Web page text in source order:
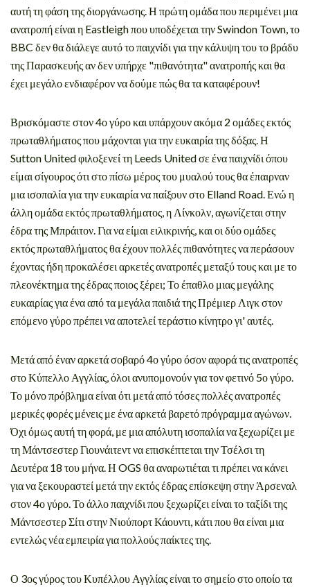
αυτή τη φάση της διοργάνωσης. Η πρώτη ομάδα που περιμένει μια
ανατροπή είναι η Eastleigh που υποδέχεται την Swindon Town, το
BBC δεν θα διάλεγε αυτό το παιχνίδι για την κάλυψη του το βράδυ
της Παρασκευής αν δεν υπήρχε "πιθανότητα" ανατροπής και θα
έχει μεγάλο ενδιαφέρον να δούμε πώς θα τα καταφέρουν!
Βρισκόμαστε στον 4ο γύρο και υπάρχουν ακόμα 2 ομάδες εκτός
πρωταθλήματος που μάχονται για την ευκαιρία της δόξας. Η
Sutton United φιλοξενεί τη Leeds United σε ένα παιχνίδι όπου
είμαι σίγουρος ότι στο πίσω μέρος του μυαλού τους θα έπαιρναν
μια ισοπαλία για την ευκαιρία να παίξουν στο Elland Road. Ενώ η
άλλη ομάδα εκτός πρωταθλήματος, η Λίνκολν, αγωνίζεται στην
έδρα της Μπράιτον. Για να είμαι ειλικρινής, και οι δύο ομάδες
εκτός πρωταθλήματος θα έχουν πολλές πιθανότητες να περάσουν
έχοντας ήδη προκαλέσει αρκετές ανατροπές μεταξύ τους και με το
πλεονέκτημα της έδρας ποιος ξέρει; Το έπαθλο μιας μεγάλης
ευκαιρίας για ένα από τα μεγάλα παιδιά της Πρέμιερ Λιγκ στον
επόμενο γύρο πρέπει να αποτελεί τεράστιο κίνητρο γι' αυτές.
Μετά από έναν αρκετά σοβαρό 4ο γύρο όσον αφορά τις ανατροπές
στο Κύπελλο Αγγλίας, όλοι ανυπομονούν για τον φετινό 5ο γύρο.
Το μόνο πρόβλημα είναι ότι μετά από τόσες πολλές ανατροπές
μερικές φορές μένεις με ένα αρκετά βαρετό πρόγραμμα αγώνων.
Όχι όμως αυτή τη φορά, με μια απόλυτη ισοπαλία να ξεχωρίζει με
τη Μάντσεστερ Γιουνάιτεντ να επισκέπτεται την Τσέλσι τη
Δευτέρα 18 του μήνα. Η OGS θα αναρωτιέται τι πρέπει να κάνει
για να ξεκουραστεί μετά την εκτός έδρας επίσκεψη στην Άρσεναλ
στον 4ο γύρο. Το άλλο παιχνίδι που ξεχωρίζει είναι το ταξίδι της
Μάντσεστερ Σίτι στην Νιούπορτ Κάουντι, κάτι που θα είναι μια
εντελώς νέα εμπειρία για πολλούς παίκτες της.
Ο 3ος γύρος του Κυπέλλου Αγγλίας είναι το σημείο στο οποίο τα